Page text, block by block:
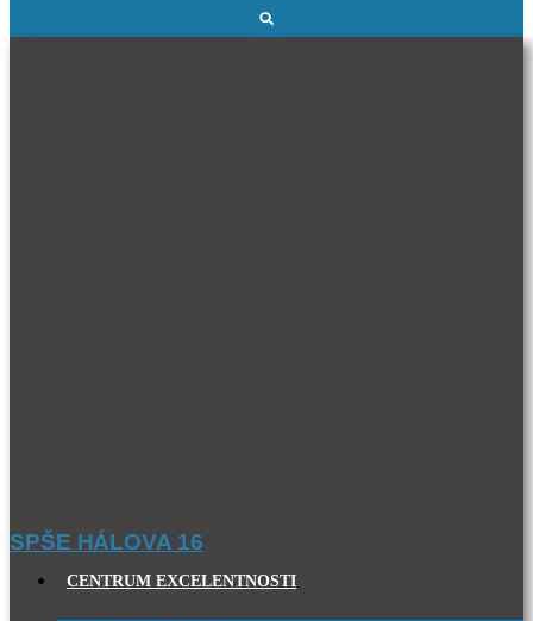
SPŠE HÁLOVA 16
CENTRUM EXCELENTNOSTI